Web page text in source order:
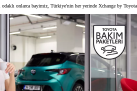
onlarca bayimiz, Türkiye'nin her yerinde Xchange by Toyota